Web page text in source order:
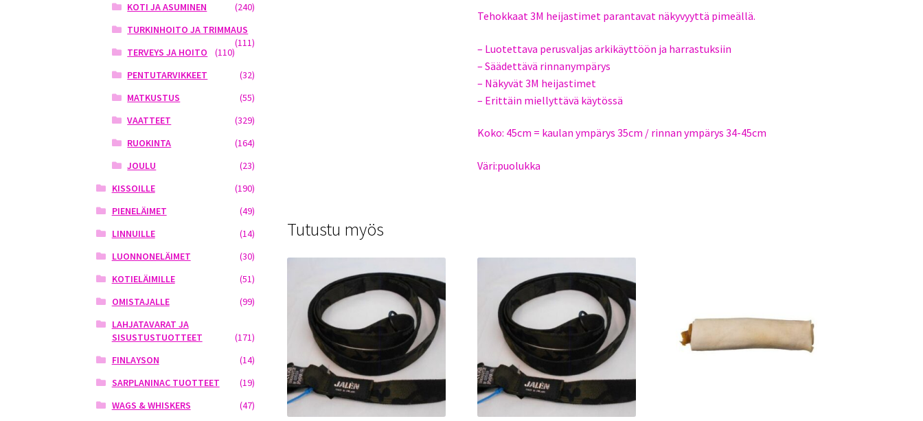
Tehokkaat 3M heijastimet parantavat näkyvyyttä pimeällä.
– Luotettava perusvaljas arkikäyttöön ja harrastuksiin
– Säädettävä rinnanympärys
– Näkyvät 3M heijastimet
– Erittäin miellyttävä käytössä
Koko: 45cm = kaulan ympärys 35cm / rinnan ympärys 34-45cm
Väri:puolukka
Tutustu myös
KOTI JA ASUMINEN
(240)
TURKINHOITO JA TRIMMAUS
(111)
TERVEYS JA HOITO
(110)
PENTUTARVIKKEET
(32)
MATKUSTUS
(55)
VAATTEET
(329)
RUOKINTA
(164)
JOULU
(23)
KISSOILLE
(190)
PIENELÄIMET
(49)
LINNUILLE
(14)
LUONNONELÄIMET
(30)
KOTIELÄIMILLE
(51)
OMISTAJALLE
(99)
LAHJATAVARAT JA
SISUSTUSTUOTTEET
(171)
FINLAYSON
(14)
SARPLANINAC TUOTTEET
(19)
WAGS & WHISKERS
(47)